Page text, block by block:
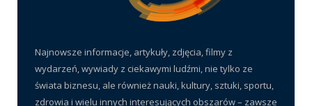
Najnowsze informacje, artykuły, zdjęcia, filmy z
wydarzeń, wywiady z ciekawymi ludźmi, nie tylko ze
świata biznesu, ale również nauki, kultury, sztuki, sportu,
zdrowia i wielu innych interesujących obszarów – zawsze